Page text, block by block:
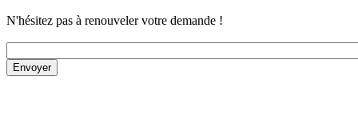
N'hésitez pas à renouveler votre demande !